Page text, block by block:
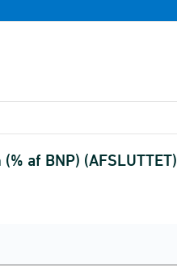
af BNP) (AFSLUTTET)